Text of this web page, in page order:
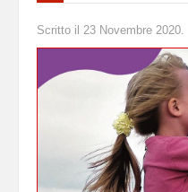
Scritto il 23 Novembre 2020.